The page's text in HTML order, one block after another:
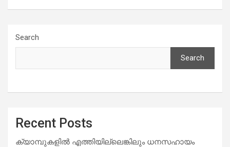
Search
Search
Recent Posts
ക്യാമ്പുകളിൽ എത്തിയില്ലെങ്കിലും ധനസഹായം